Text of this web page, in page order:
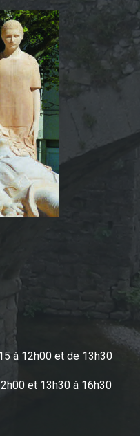
à 12h00 et de 13h30
et 13h30 à 16h30